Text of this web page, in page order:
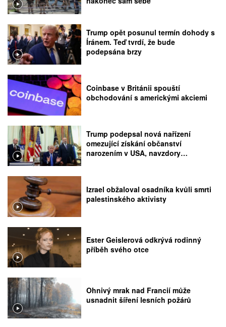
Trump opět posunul termín dohody s
Íránem. Teď tvrdí, že bude
podepsána brzy
Coinbase v Británii spouští
obchodování s americkými akciemi
Trump podepsal nová nařízení
omezující získání občanství
narozením v USA, navzdory
Izrael obžaloval osadníka kvůli smrti
palestinského aktivisty
Ester Geislerová odkrývá rodinný
příběh svého otce
Ohnivý mrak nad Francií může
usnadnit šíření lesních požárů